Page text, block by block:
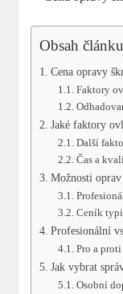
Obsah článku
Cena opravy
Faktory
Jaké faktory
Další
Čas a
Možnosti
Ceník
Profesionální
Pro a proti
Jak vybrat
Osobní